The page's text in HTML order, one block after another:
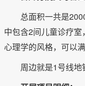
总面积一共是
中包含2间儿童诊疗
心理学的风格，可以
周边就是1号线地